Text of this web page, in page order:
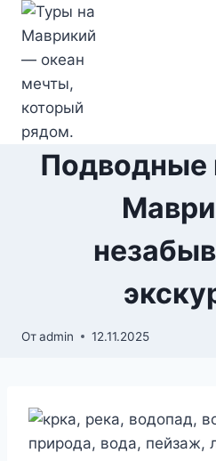
Перейти
содержимому
Подводные
Отadmin 12.11.2025